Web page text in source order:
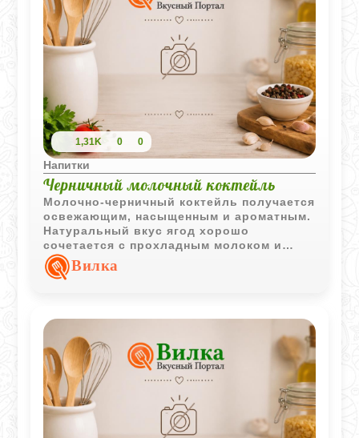
1,31K 0 0
Напитки
Черничный молочный коктейль
Молочно-черничный коктейль получается
освежающим, насыщенным и ароматным.
Натуральный вкус ягод хорошо
сочетается с прохладным молоком и
лёгкой сладостью.
Вилка